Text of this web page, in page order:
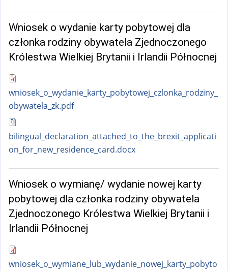
Wniosek o wydanie karty pobytowej dla
członka rodziny obywatela Zjednoczonego
Królestwa Wielkiej Brytanii i Irlandii Północnej
wniosek_o_wydanie_karty_pobytowej_czlonka_rodziny_
obywatela_zk.pdf
bilingual_declaration_attached_to_the_brexit_applicati
on_for_new_residence_card.docx
Wniosek o wymianę/ wydanie nowej karty
pobytowej dla członka rodziny obywatela
Zjednoczonego Królestwa Wielkiej Brytanii i
Irlandii Północnej
wniosek_o_wymiane_lub_wydanie_nowej_karty_pobyto